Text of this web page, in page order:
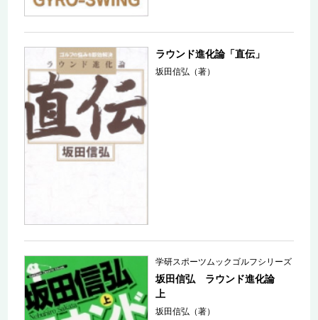
ラウンド進化論「直伝」
坂田信弘（著）
学研スポーツムックゴルフシリーズ
坂田信弘 ラウンド進化論
上
坂田信弘（著）